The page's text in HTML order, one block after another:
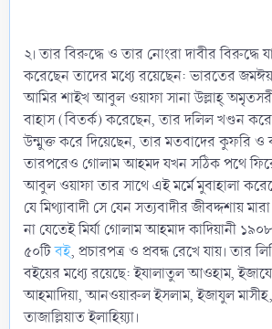
২। তার বিরুদ্ধে ও তার নোংরা দাবীর বিরুদ্ধে
করেছেন তাদের মধ্যে রয়েছেন: ভারতের
আমির শাইখ আবুল ওয়াফা সানা উল্লাহ্
বাহাস (বিতর্ক) করেছেন, তার দলিল খণ্ডন
উন্মুক্ত করে দিয়েছেন, তার মতবাদের কুফরি ও
তারপরেও গোলাম আহমদ যখন সঠিক পথে
আবুল ওয়াফা তার সাথে এই মর্মে মুবাহালা
যে মিথ্যাবাদী সে যেন সত্যবাদীর জীবদ্দশায়
না যেতেই মির্যা গোলাম আহমাদ কাদিয়ানী
৫০টিবই, প্রচারপত্র ও প্রবন্ধ রেখে যায়। তার
বইয়ের মধ্যে রয়েছে: ইযালাতুল আওহাম, ইজাযে
আহমাদিয়া, আনওয়ারুল ইসলাম, ইজাযুল
তাজাল্লিয়াত ইলাহিয়্যা।